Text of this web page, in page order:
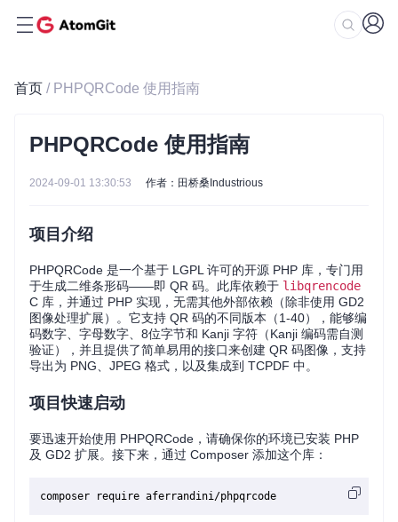
首页 / PHPQRCode 使用指南
PHPQRCode 使用指南
2024-09-01 13:30:53 作者：田桥桑Industrious
项目介绍
PHPQRCode 是一个基于 LGPL 许可的开源 PHP 库，专门用
于生成二维条形码——即 QR 码。此库依赖于 libqrencode
C 库，并通过 PHP 实现，无需其他外部依赖（除非使用 GD2
图像处理扩展）。它支持 QR 码的不同版本（1-40），能够编
码数字、字母数字、8位字节和 Kanji 字符（Kanji 编码需自测
验证），并且提供了简单易用的接口来创建 QR 码图像，支持
导出为 PNG、JPEG 格式，以及集成到 TCPDF 中。
项目快速启动
要迅速开始使用 PHPQRCode，请确保你的环境已安装 PHP
及 GD2 扩展。接下来，通过 Composer 添加这个库：